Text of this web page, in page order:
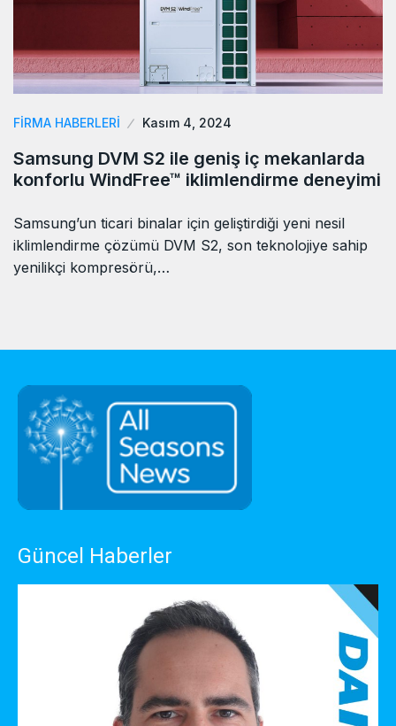
FIRMA HABERLERI Kasım 4, 2024
Samsung DVM S2 ile geniş iç mekanlarda
konforlu WindFree™ iklimlendirme deneyimi
Samsung’un ticari binalar için geliştirdiği yeni nesil
iklimlendirme çözümü DVM S2, son teknolojiye sahip
yenilikçi kompresörü,…
Güncel Haberler